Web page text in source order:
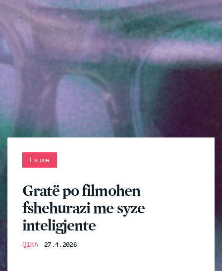
Lajme
Gratë po filmohen
fshehurazi me syze
inteligjente
QIKA 27.1.2026